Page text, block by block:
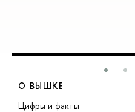
О ВЫШКЕ
Цифры и факты